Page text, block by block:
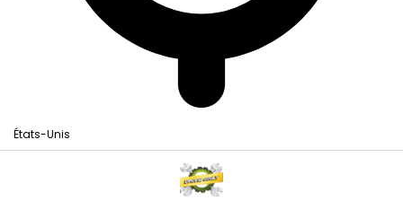
États-Unis